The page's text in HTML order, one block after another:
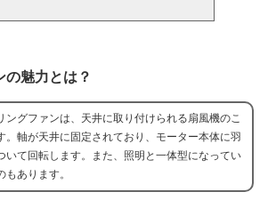
の魅力とは？
ングファンは、天井に取り付けられる扇風機のこ
。軸が天井に固定されており、モーター本体に羽
いて回転します。また、照明と一体型になってい
もあります。